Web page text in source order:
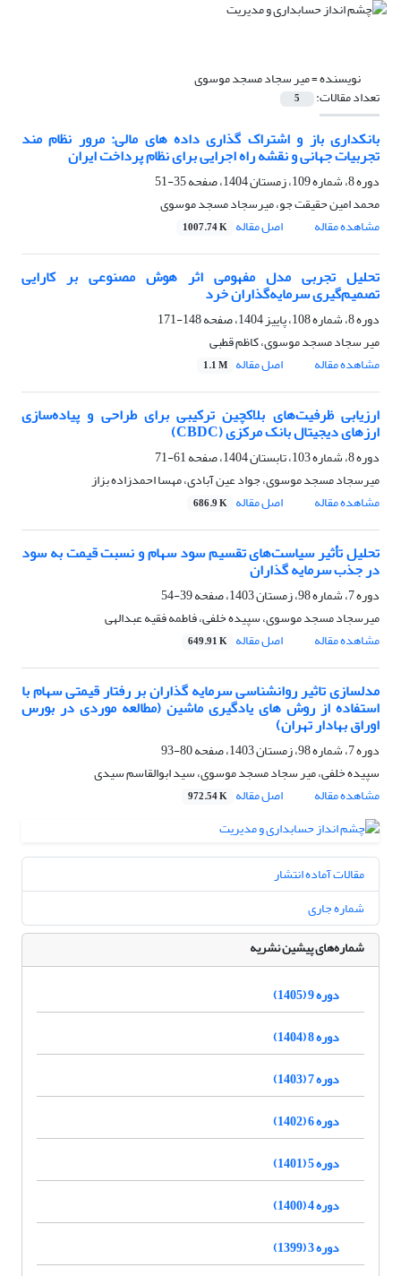
نویسنده =میر سجاد مسجد موسوی
تعداد مقالات: 5
بانکدارى باز و اشتراک گذارى داده هاى مالى: مرور نظام مند
تجربیات جهانى و نقشه راه اجرایى براى نظام پرداخت ایران
دوره 8، شماره 109، زمستان 1404، صفحه
35-51
محمد امین حقیقت جو، میرسجاد مسجد موسوی
مشاهده مقاله
اصل مقاله 1007.74 K
تحلیل تجربی مدل مفهومی اثر هوش مصنوعی بر کارایی
تصمیم‌گیری سرمایه‌گذاران خرد
دوره 8، شماره 108، پاییز 1404، صفحه
148-171
میر سجاد مسجد موسوی، کاظم قطبی
مشاهده مقاله
اصل مقاله 1.1 M
ارزیابی ظرفیت‌های بلاکچین ترکیبی برای طراحی و پیاده‌سازی
ارزهای دیجیتال بانک مرکزی (CBDC)
دوره 8، شماره 103، تابستان 1404، صفحه
61-71
میرسجاد مسجد موسوی، جواد عین آبادی، مهسا احمدزاده بزاز
مشاهده مقاله
اصل مقاله 686.9 K
تحلیل تأثیر سیاست‌های تقسیم سود سهام و نسبت قیمت به سود
در جذب سرمایه گذاران
دوره 7، شماره 98، زمستان 1403، صفحه
39-54
میرسجاد مسجد موسوی، سپیده خلفی، فاطمه فقیه عبدالهی
مشاهده مقاله
اصل مقاله 649.91 K
مدلسازی تاثیر روانشناسی سرمایه گذاران بر رفتار قیمتی سهام با
استفاده از روش های یادگیری ماشین (مطالعه موردی در بورس
اوراق بهادار تهران)
دوره 7، شماره 98، زمستان 1403، صفحه
80-93
سپیده خلفی، میر سجاد مسجد موسوی، سید ابوالقاسم سیدی
مشاهده مقاله
اصل مقاله 972.54 K
مقالات آماده انتشار
شماره جاری
شماره‌های پیشین نشریه
دوره 9 (1405)
دوره 8 (1404)
دوره 7 (1403)
دوره 6 (1402)
دوره 5 (1401)
دوره 4 (1400)
دوره 3 (1399)